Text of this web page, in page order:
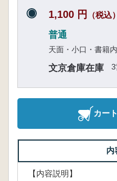
1,100 円 （税込）
普通
天面・小口・書籍
文京倉庫在庫 3
カー
内
【内容説明】